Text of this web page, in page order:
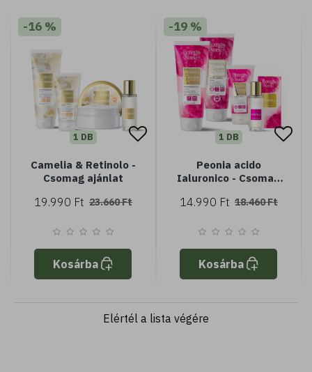
-16 %
1 DB
Camelia & Retinolo -
Csomag ajánlat
19.990 Ft 23.660 Ft
Kosárba
-19 %
1 DB
Peonia acido
Ialuronico - Csomag
14.990 Ft 18.460 Ft
Kosárba
Elértél a lista végére